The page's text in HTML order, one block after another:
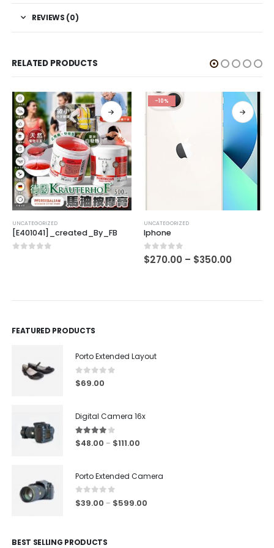
REVIEWS (0)
RELATED PRODUCTS
UNCATEGORIZED
[E401041]_created_By_FB
-10%
UNCATEGORIZED
Iphone
0out of 5
$270.00 – $350.00
FEATURED PRODUCTS
Porto Extended Layout
0out of 5
$69.00
Digital Camera 16x
4.00out of 5
$48.00 – $111.00
Porto Extended Camera
0 out of 5
$39.00 – $599.00
BEST SELLING PRODUCTS